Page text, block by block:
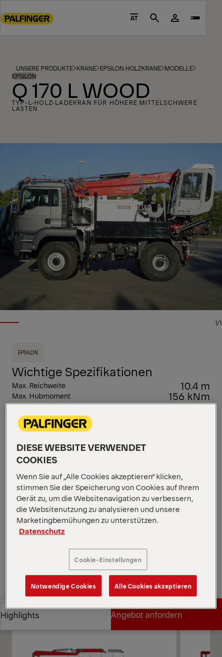
to
footer
content
AT Search
UNSERE PRODUKTE KRANE EPSILON HOLZKRANE MODELLE
EPSILON
Q 170 L WOOD
TYP-L-HOLZ-LADEKRAN FÜR HÖHERE MITTELSCHWERE
LASTEN
1/1
EPSILON
Wichtige Spezifikationen
Max. Reichweite 10.4 m
Max. Hubmoment 156 kNm
Eigengewicht 2450 kg
Dieser L-Typ Holzladekran aus unserer Epsolution-
Reihe hat eine Hubkraft von 17 metrischen Tonnen
m und 10,4 m. Die Q170L ist mit den EPSILON-
Systemen Epscope und Epslink ausgestattet und
bietet den Bedienern die Wahl zwischen fünf
verschiedenen Steuerungsmethoden.
*Je nach gewählter Variante und Ausrüstung.
Diagramme öffnen
Angebot anfordern
Angebot anfordern
Vertriebspartner finden
Vertriebspartner finden
Highlights
Angebot anfordern
Diagramme
DIESE WEBSITE VERWENDET
COOKIES
Wenn Sie auf „Alle Cookies akzeptieren“ klicken,
stimmen Sie der Speicherung von Cookies auf Ihrem
Gerät zu, um die Websitenavigation zu verbessern,
die Websitenutzung zu analysieren und unsere
Marketingbemühungen zu unterstützen.
Datenschutz
Cookie-Einstellungen
Notwendige Cookies Alle Cookies akzeptieren